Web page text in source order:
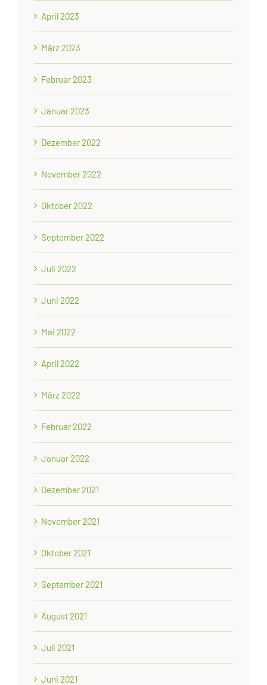
April 2023
März 2023
Februar 2023
Januar 2023
Dezember 2022
November 2022
Oktober 2022
September 2022
Juli 2022
Juni 2022
Mai 2022
April 2022
März 2022
Februar 2022
Januar 2022
Dezember 2021
November 2021
Oktober 2021
September 2021
August 2021
Juli 2021
Juni 2021